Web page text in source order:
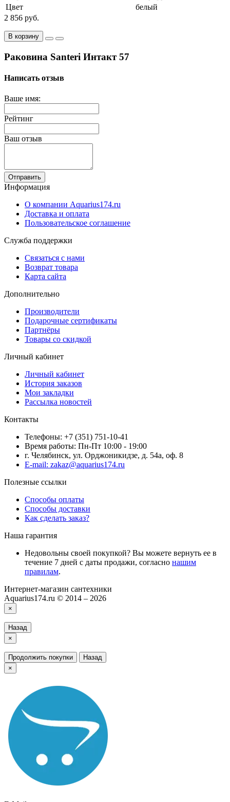
Цвет
белый
2 856 руб.
В корзину
Раковина Santeri Интакт 57
Написать отзыв
Ваше имя:
Рейтинг
Ваш отзыв
Отправить
Информация
О компании Aquarius174.ru
Доставка и оплата
Пользовательское соглашение
Служба поддержки
Связаться с нами
Возврат товара
Карта сайта
Дополнительно
Производители
Подарочные сертификаты
Партнёры
Товары со скидкой
Личный кабинет
Личный кабинет
История заказов
Мои закладки
Рассылка новостей
Контакты
Телефоны: +7 (351) 751-10-41
Время работы: Пн-Пт 10:00 - 19:00
г. Челябинск, ул. Орджоникидзе, д. 54а, оф. 8
E-mail: zakaz@aquarius174.ru
Полезные ссылки
Способы оплаты
Способы доставки
Как сделать заказ?
Наша гарантия
Недовольны своей покупкой? Вы можете вернуть ее в
течение 7 дней с даты продажи, согласно нашим
правилам.
Интернет-магазин сантехники
Aquarius174.ru © 2014 – 2026
×
Назад
×
Продолжить покупки
Назад
×